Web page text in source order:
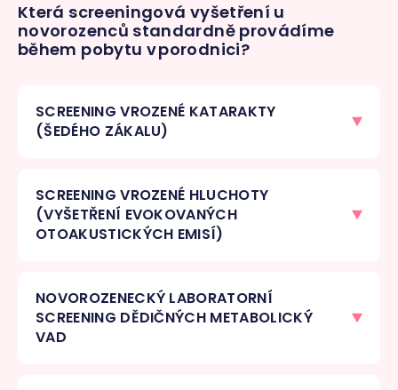
Která screeningová vyšetření u
novorozenců standardně provádíme
během pobytu v porodnici?
SCREENING VROZENÉ KATARAKTY
(ŠEDÉHO ZÁKALU)
SCREENING VROZENÉ HLUCHOTY
(VYŠETŘENÍ EVOKOVANÝCH
OTOAKUSTICKÝCH EMISÍ)
NOVOROZENECKÝ LABORATORNÍ
SCREENING DĚDIČNÝCH METABOLICKÝ
VAD